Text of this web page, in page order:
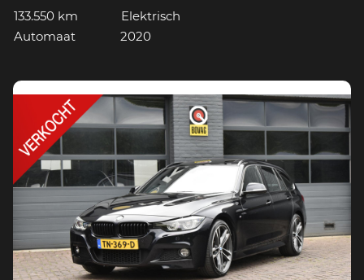
133.550 km
Elektrisch
Automaat
2020